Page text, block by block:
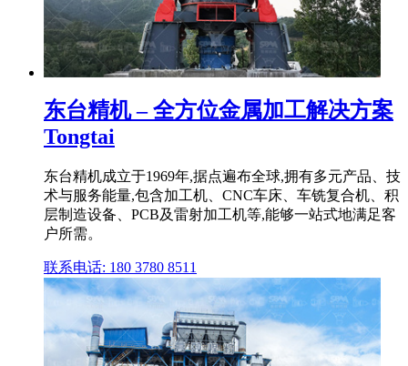
东台精机 – 全方位金属加工解决方案
Tongtai
东台精机成立于1969年,据点遍布全球,拥有多元产品、技
术与服务能量,包含加工机、CNC车床、车铣复合机、积
层制造设备、PCB及雷射加工机等,能够一站式地满足客
户所需。
联系电话: 180 3780 8511